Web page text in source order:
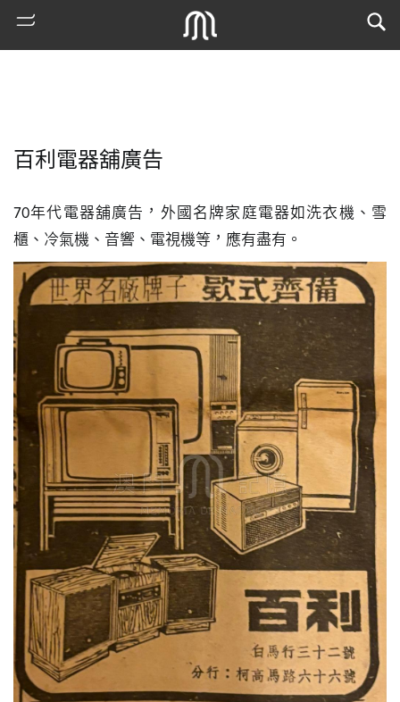
搜
索
古
地
圖
媽
閣
寺
廟
堂
百利電器舖廣告
70年代電器舖廣告，外國名牌家庭電器如洗衣機、雪
櫃、冷氣機、音響、電視機等，應有盡有。